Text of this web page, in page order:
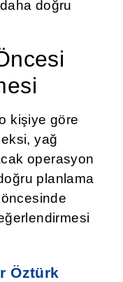
doğru
kişiye göre
yağ
operasyon
planlama
Öztürk